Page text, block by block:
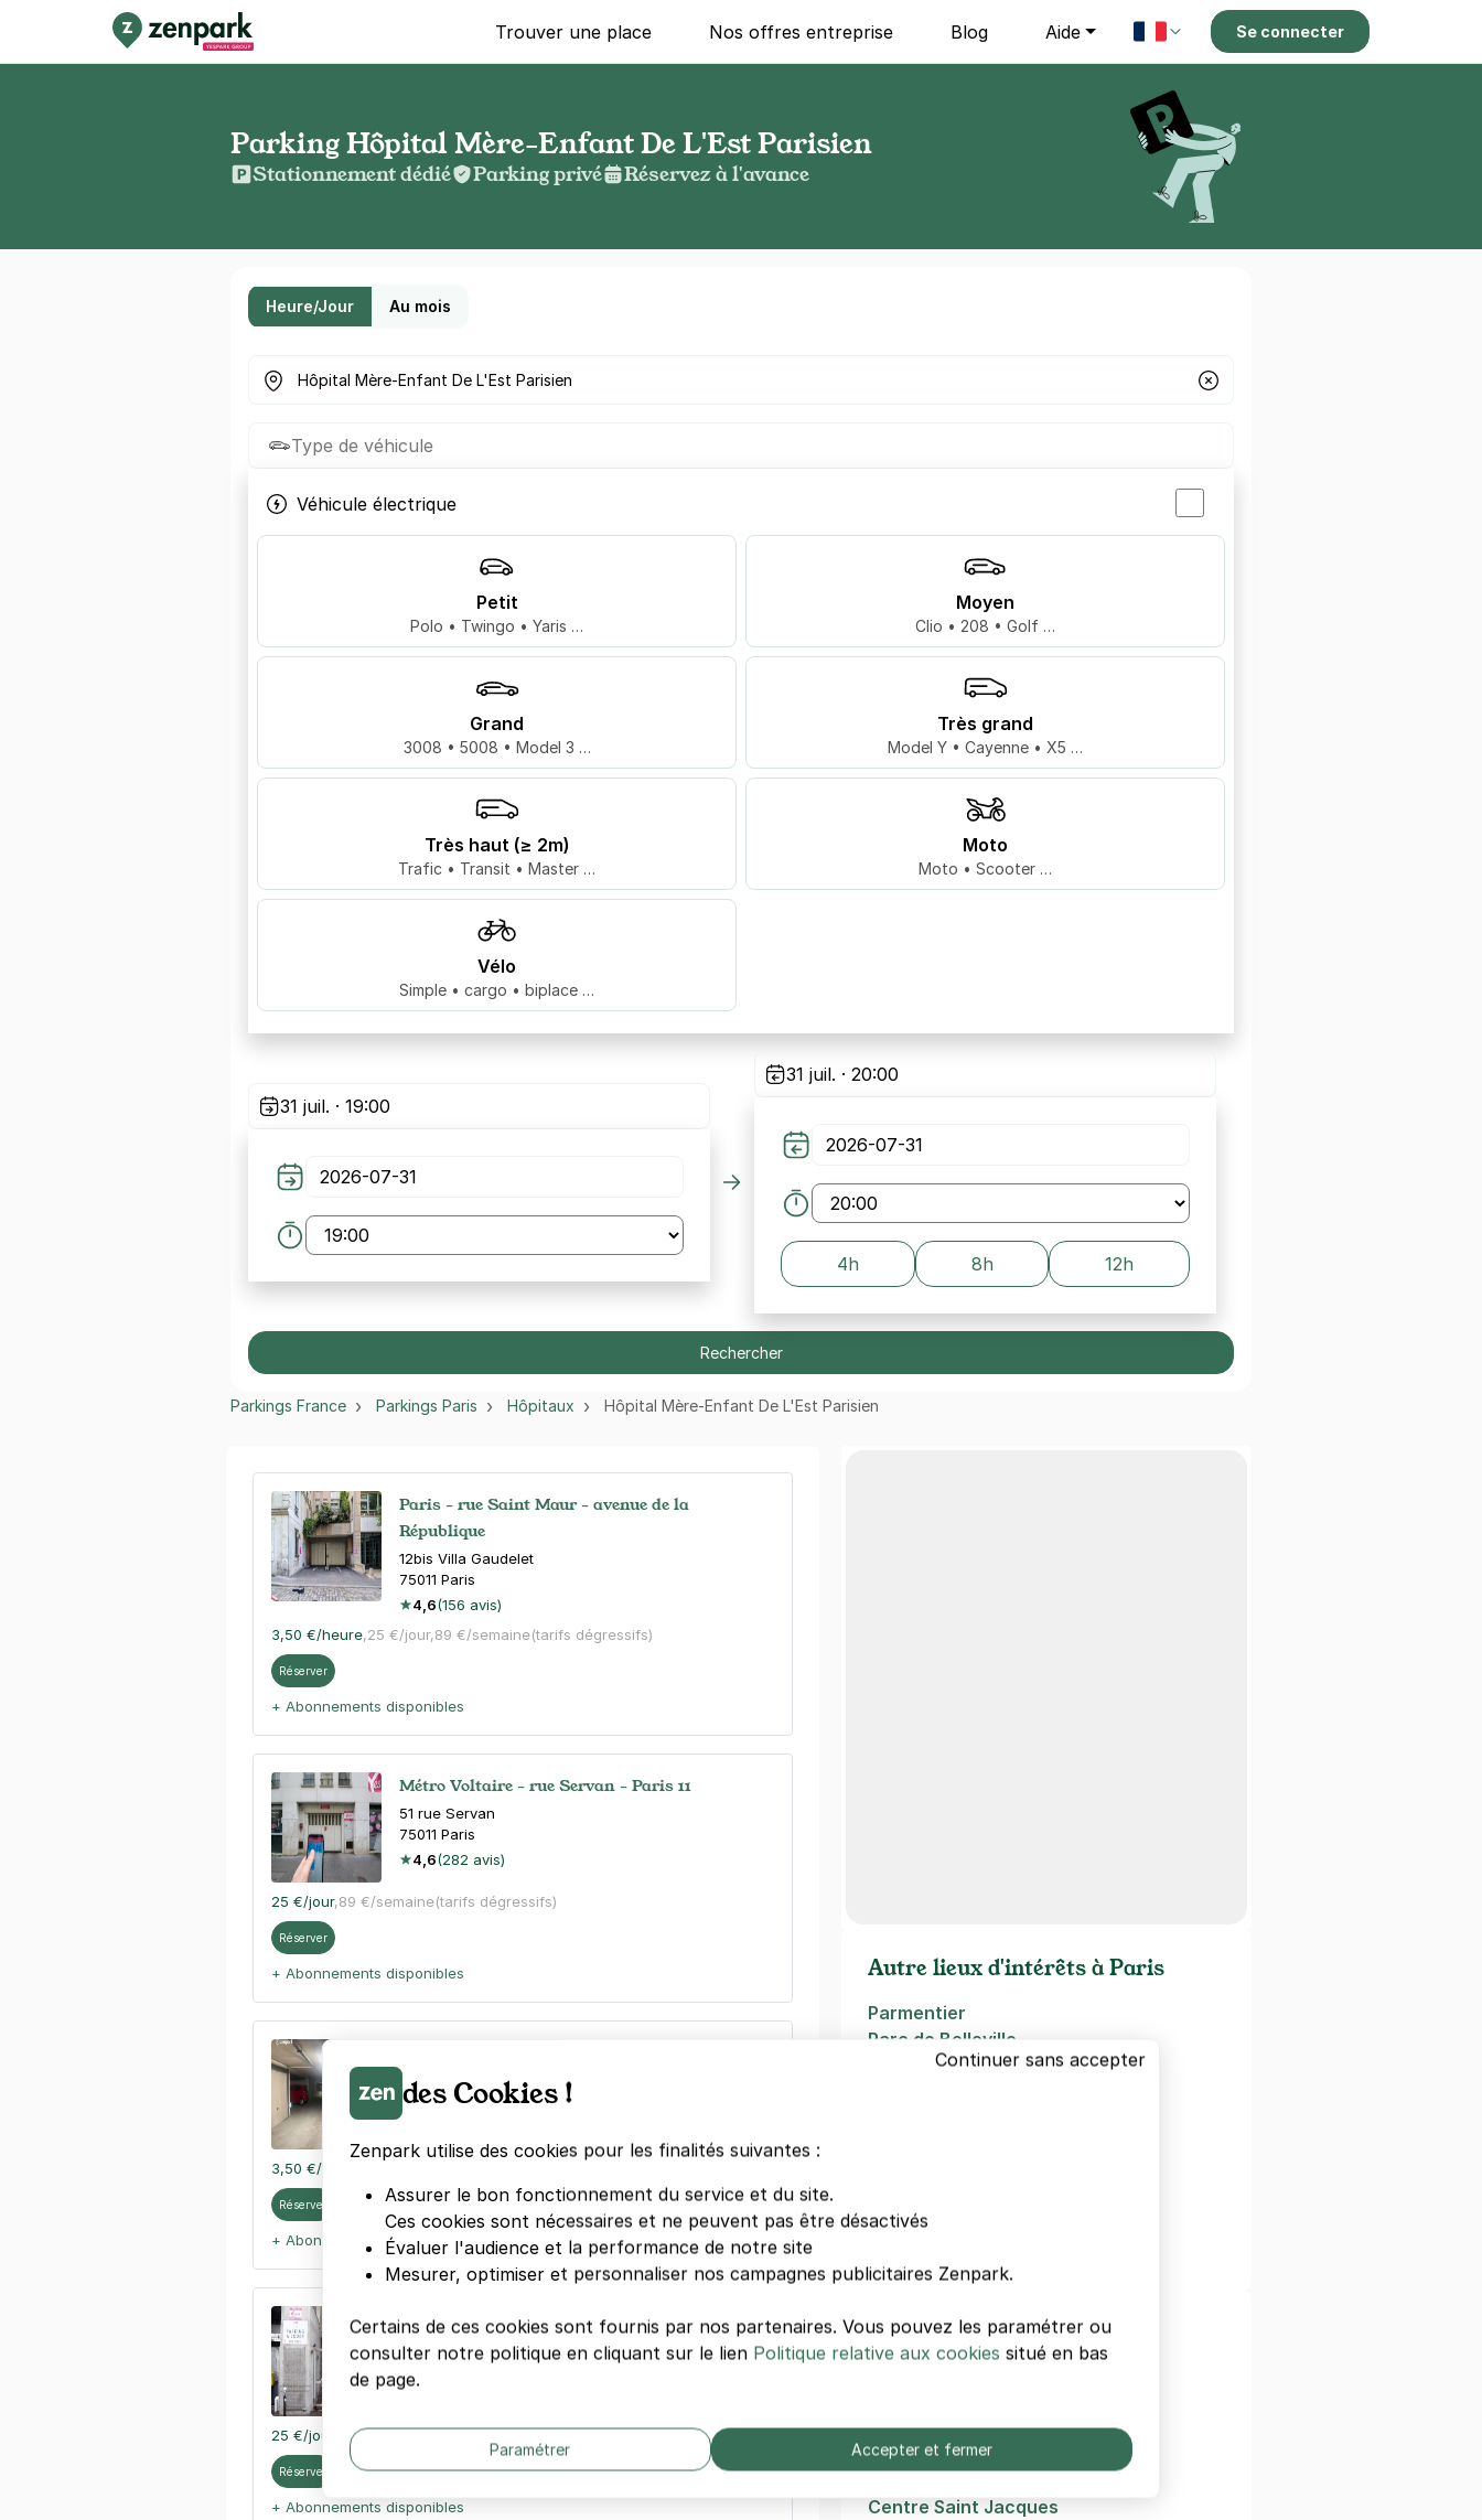
Trouver une place Nos offres entreprise Blog Aide Se connecter
Parking Hôpital Mère-Enfant De L'Est Parisien
Stationnement dédié Parking privé Réservez à l'avance
Heure/Jour Au mois
Où cherchez-vous un parking ?
Type de véhicule
Véhicule électrique
Petit
Polo • Twingo • Yaris …
Moyen
Clio • 208 • Golf …
Grand
3008 • 5008 • Model 3 …
Très grand
Model Y • Cayenne • X5 …
Très haut (≥ 2m)
Trafic • Transit • Master …
Moto
Moto • Scooter …
Vélo
Simple • cargo • biplace …
31 juil. · 19:00
31 juil. · 20:00
4h 8h 12h
Rechercher
Parkings France Parkings Paris Hôpitaux Hôpital Mère-Enfant De L'Est Parisien
Paris - rue Saint Maur - avenue de la
République
12bis Villa Gaudelet
75011 Paris
4,6(156 avis)
3,50 €/heure,25 €/jour,89 €/semaine(tarifs dégressifs)
Réserver
+ Abonnements disponibles
Métro Voltaire - rue Servan - Paris 11
51 rue Servan
75011 Paris
4,6(282 avis)
25 €/jour,89 €/semaine(tarifs dégressifs)
Réserver
+ Abonnements disponibles
90 boulevard de Ménilmontant
75020 Paris
3,50 €/heure
Réserver
+ Abonnements disponibles
Parmentier - Paris 11
113 bis rue Oberkampf
4,4
25 €/jour 89 €/semaine(tarifs dégressifs)
Réserver
+ Abonnements disponibles
Autre lieux d'intérêts à Paris
Parmentier
Parc de Belleville
Oberkampf
Rue des Trois Bornes
Autres hôpitaux de Paris
Hôpital Lariboisière
Institut Curie
Centre Saint Jacques
Continuer sans accepter
des Cookies !
Zenpark utilise des cookies pour les finalités suivantes :
Assurer le bon fonctionnement du service et du site.
Ces cookies sont nécessaires et ne peuvent pas être désactivés
Évaluer l'audience et la performance de notre site
Mesurer, optimiser et personnaliser nos campagnes publicitaires Zenpark.
Certains de ces cookies sont fournis par nos partenaires. Vous pouvez les paramétrer ou
consulter notre politique en cliquant sur le lien Politique relative aux cookies situé en bas
de page.
Paramétrer Accepter et fermer